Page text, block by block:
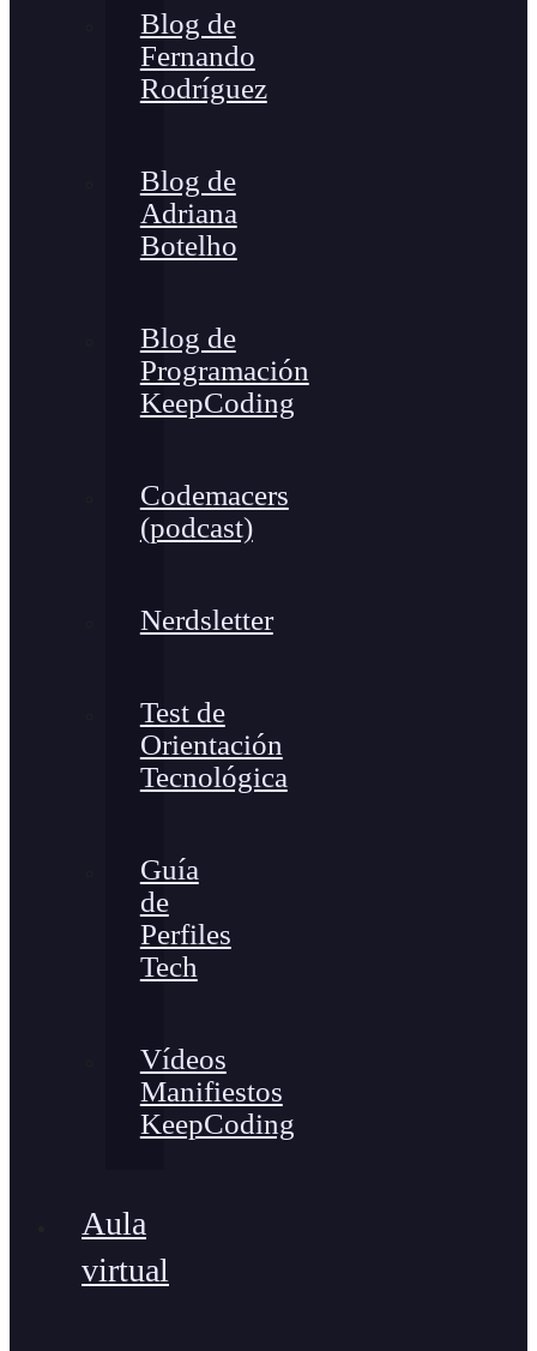
Blog de
Fernando
Rodríguez
Blog de
Adriana
Botelho
Blog de
Programación
KeepCoding
Codemacers
(podcast)
Nerdsletter
Test de
Orientación
Tecnológica
Guía
de
Perfiles
Tech
Vídeos
Manifiestos
KeepCoding
Aula
virtual